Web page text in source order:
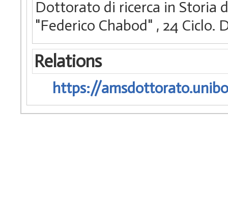
Dottorato di ricerca in Storia
"Federico Chabod" , 24 Ciclo.
Relations
https://